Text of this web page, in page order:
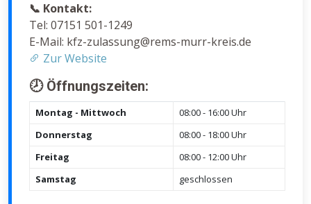
📞 Kontakt:
Tel: 07151 501-1249
E-Mail: kfz-zulassung@rems-murr-kreis.de
Zur Website
🕗 Öffnungszeiten:
Montag - Mittwoch
08:00 - 16:00 Uhr
Donnerstag
08:00 - 18:00 Uhr
Freitag
08:00 - 12:00 Uhr
Samstag
geschlossen